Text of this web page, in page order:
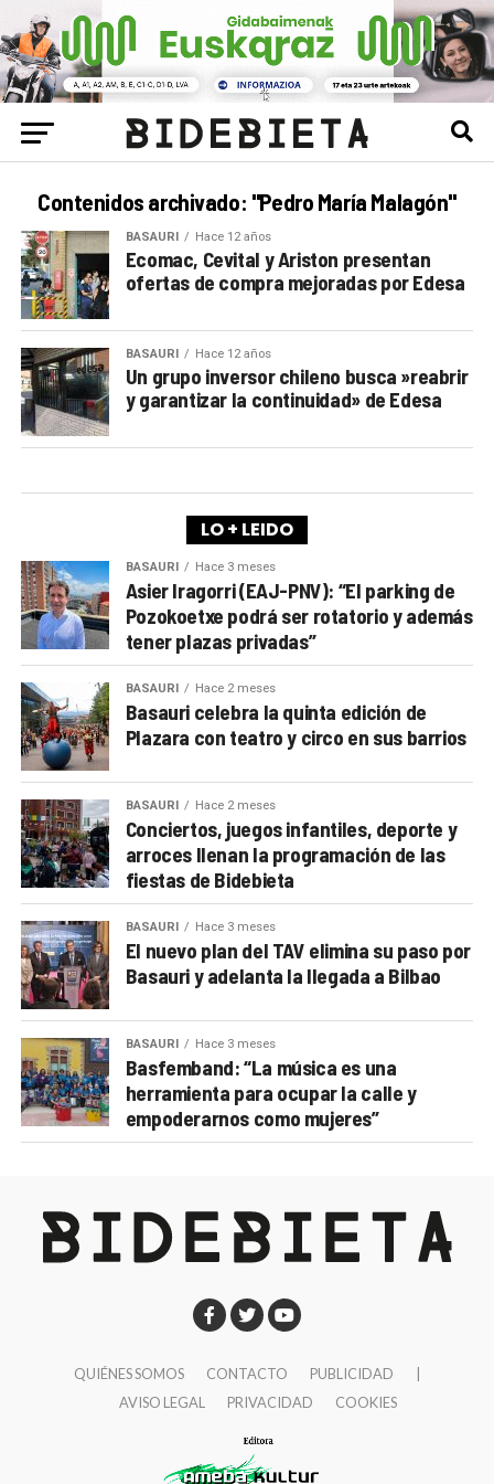
Contenidos archivado: "Pedro María Malagón"
BASAURI Hace 12 años
Ecomac, Cevital y Ariston presentan
ofertas de compra mejoradas por Edesa
BASAURI Hace 12 años
Un grupo inversor chileno busca »reabrir
y garantizar la continuidad» de Edesa
LO + LEIDO
BASAURI Hace 3 meses
Asier Iragorri (EAJ-PNV): “El parking de
Pozokoetxe podrá ser rotatorio y además
tener plazas privadas”
BASAURI Hace 2 meses
Basauri celebra la quinta edición de
Plazara con teatro y circo en sus barrios
BASAURI Hace 2 meses
Conciertos, juegos infantiles, deporte y
arroces llenan la programación de las
fiestas de Bidebieta
BASAURI Hace 3 meses
El nuevo plan del TAV elimina su paso por
Basauri y adelanta la llegada a Bilbao
BASAURI Hace 3 meses
Basfemband: “La música es una
herramienta para ocupar la calle y
empoderarnos como mujeres”
QUIÉNES SOMOS CONTACTO PUBLICIDAD
AVISO LEGAL
PRIVACIDAD COOKIES